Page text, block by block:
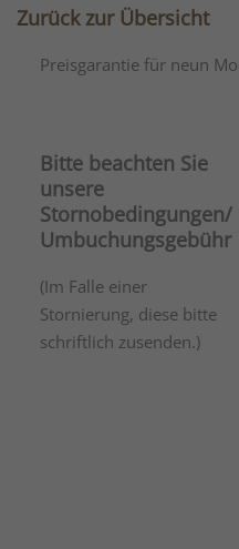
Zurück zur Übersicht
Preisgarantie für neun
Bitte beachten Sie
unsere
Stornobedingungen/
Umbuchungsgebühr
(Im Falle einer
Stornierung, diese bitte
schriftlich zusenden.)